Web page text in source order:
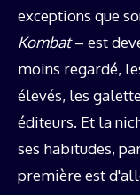
exceptions que
Kombat– est
moins regardé,
élevés, les
éditeurs. Et la
ses habitudes,
première est